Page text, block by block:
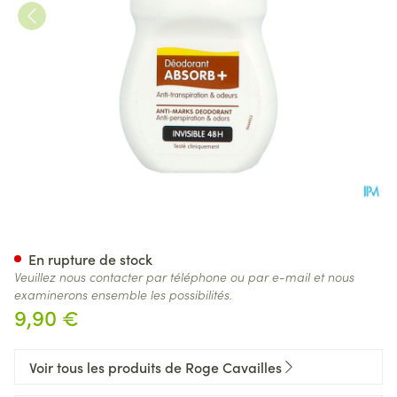
9,90 €
En rupture de stock
Veuillez nous contacter par téléphone ou par e-mail et nous
examinerons ensemble les possibilités.
Voir tous les produits de Roge Cavailles